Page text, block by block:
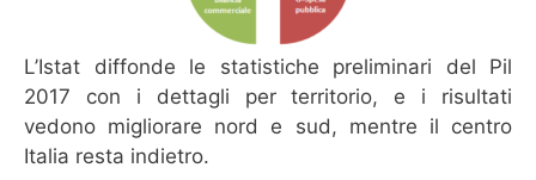
L’Istat diffonde le statistiche preliminari del Pil
2017 con i dettagli per territorio, e i risultati
vedono migliorare nord e sud, mentre il centro
Italia resta indietro.